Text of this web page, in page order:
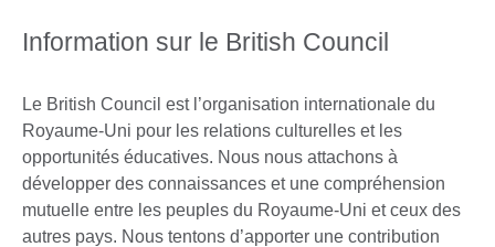
Information sur le British Council
Le British Council est l’organisation internationale du
Royaume-Uni pour les relations culturelles et les
opportunités éducatives. Nous nous attachons à
développer des connaissances et une compréhension
mutuelle entre les peuples du Royaume-Uni et ceux des
autres pays. Nous tentons d’apporter une contribution